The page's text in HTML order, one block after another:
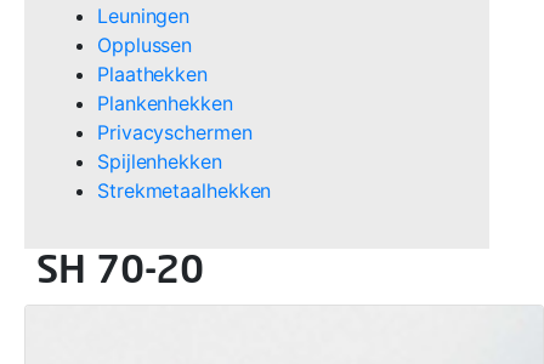
Leuningen
Opplussen
Plaathekken
Plankenhekken
Privacyschermen
Spijlenhekken
Strekmetaalhekken
SH 70-20